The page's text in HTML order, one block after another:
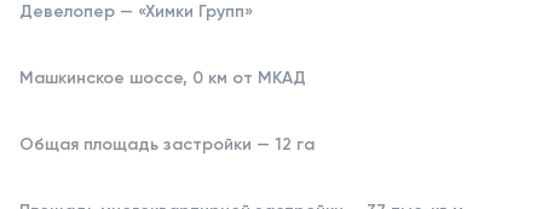
Девелопер — «Химки Групп»
Машкинское шоссе, 0 км от МКАД
Общая площадь застройки — 12 га